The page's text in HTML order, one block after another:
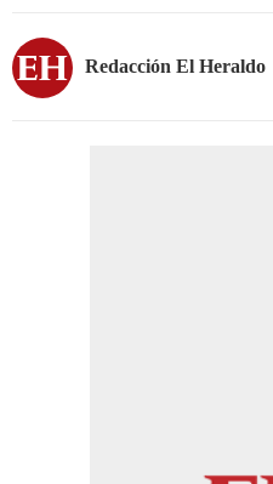
Redacción El Heraldo